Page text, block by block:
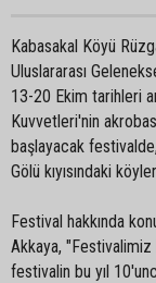
Kabasakal Köyü
Uluslararası
13-20 Ekim tarihleri
Kuvvetleri'nin
başlayacak
Gölü kıyısındaki
Festival hakkında
Akkaya, "Festivalimiz
festivalin bu yıl